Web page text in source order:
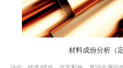
材料成份分析（